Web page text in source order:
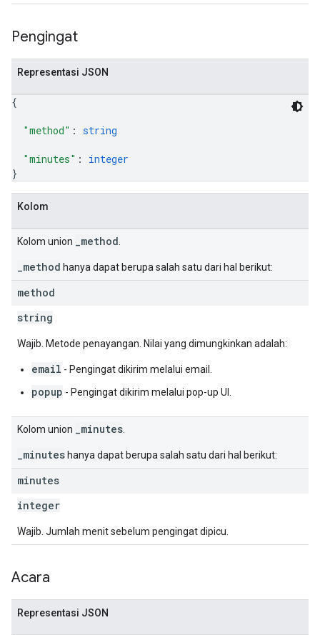
Pengingat
Representasi JSON
{
"method" : string
"minutes" : integer
}
Kolom
Kolom union _method
_method hanya dapat berupa salah satu dari hal berikut:
method
string
Wajib. Metode penayangan. Nilai yang dimungkinkan adalah:
email - Pengingat dikirim melalui email.
popup - Pengingat dikirim melalui pop-up UI.
Kolom union _minutes
_minutes hanya dapat berupa salah satu dari hal berikut:
minutes
integer
Wajib. Jumlah menit sebelum pengingat dipicu.
Acara
Representasi JSON